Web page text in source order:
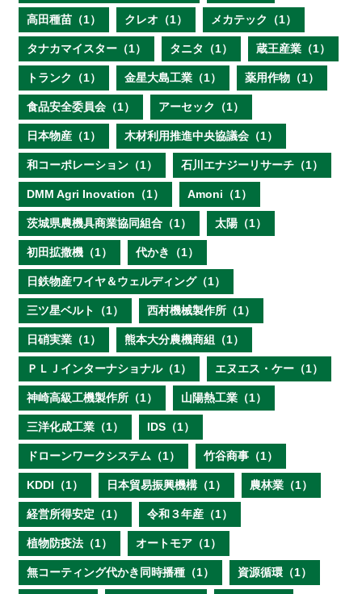
高田種苗（1） クレオ（1） メカテック（1）
タナカマイスター（1） タニタ（1） 蔵王産業（1）
トランク（1） 金星大島工業（1） 薬用作物（1）
食品安全委員会（1） アーセック（1）
日本物産（1） 木材利用推進中央協議会（1）
和コーポレーション（1） 石川エナジーリサーチ（1）
DMM Agri Inovation（1） Amoni（1）
茨城県農機具商業協同組合（1） 太陽（1）
初田拡撒機（1） 代かき（1）
日鉄物産ワイヤ＆ウェルディング（1）
三ツ星ベルト（1） 西村機械製作所（1）
日硝実業（1） 熊本大分農機商組（1）
ＰＬＪインターナショナル（1） エヌエス・ケー（1）
神崎高級工機製作所（1） 山陽熱工業（1）
三洋化成工業（1） IDS（1）
ドローンワークシステム（1） 竹谷商事（1）
KDDI（1） 日本貿易振興機構（1） 農林業（1）
経営所得安定（1） 令和３年産（1）
植物防疫法（1） オートモア（1）
無コーティング代かき同時播種（1） 資源循環（1）